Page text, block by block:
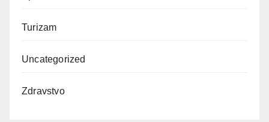
Turizam
Uncategorized
Zdravstvo